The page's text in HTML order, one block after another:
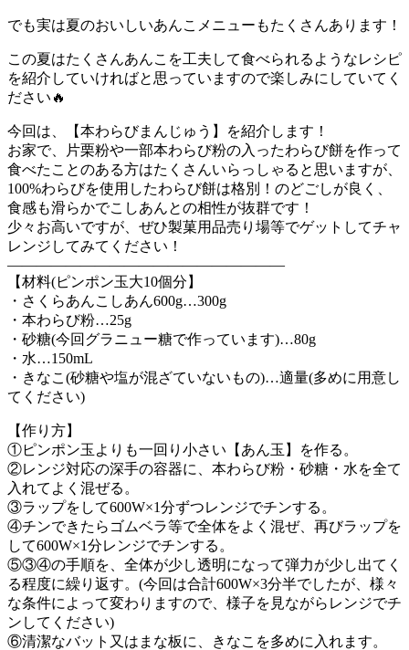
でも実は夏のおいしいあんこメニューもたくさんあります！
この夏はたくさんあんこを工夫して食べられるようなレシピ
を紹介していければと思っていますので楽しみにしていてく
ださい🔥
今回は、【本わらびまんじゅう】を紹介します！
お家で、片栗粉や一部本わらび粉の入ったわらび餅を作って
食べたことのある方はたくさんいらっしゃると思いますが、
100%わらびを使用したわらび餅は格別！のどごしが良く、
食感も滑らかでこしあんとの相性が抜群です！
少々お高いですが、ぜひ製菓用品売り場等でゲットしてチャ
レンジしてみてください！
———————————————————
【材料(ピンポン玉大10個分】
・さくらあんこしあん600g…300g
・本わらび粉…25g
・砂糖(今回グラニュー糖で作っています)…80g
・水…150mL
・きなこ(砂糖や塩が混ざていないもの)…適量(多めに用意し
てください)
【作り方】
①ピンポン玉よりも一回り小さい【あん玉】を作る。
②レンジ対応の深手の容器に、本わらび粉・砂糖・水を全て
入れてよく混ぜる。
③ラップをして600W×1分ずつレンジでチンする。
④チンできたらゴムベラ等で全体をよく混ぜ、再びラップを
して600W×1分レンジでチンする。
⑤③④の手順を、全体が少し透明になって弾力が少し出てく
る程度に繰り返す。(今回は合計600W×3分半でしたが、様々
な条件によって変わりますので、様子を見ながらレンジでチ
ンしてください)
⑥清潔なバット又はまな板に、きなこを多めに入れます。